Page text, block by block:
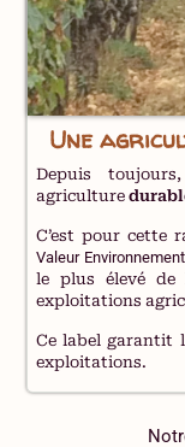
Une
Depuis
agriculture
C’est pour cette
Valeur
le plus élevé de
exploitations
Ce label garantit
exploitations.